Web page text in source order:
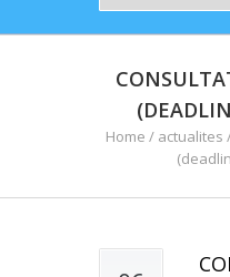
Home / actualites